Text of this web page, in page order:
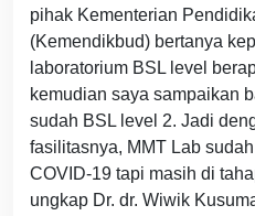
pihak Kementerian
(Kemendikbud) bertanya
laboratorium BSL level
kemudian saya sampaikan
sudah BSL level 2. Jadi
fasilitasnya, MMT Lab
COVID-19 tapi masih di
ungkap Dr. dr. Wiwik